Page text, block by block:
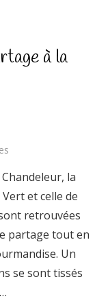
à la
Chandeleur, la
Vert et celle de
retrouvées
partage tout en
Un
se sont tissés